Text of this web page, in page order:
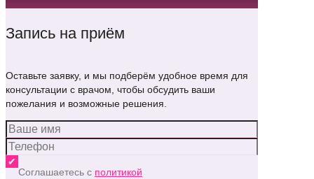
Запись на приём
Оставьте заявку, и мы подберём удобное время для
консультации с врачом, чтобы обсудить ваши
пожелания и возможные решения.
Соглашаетесь с политикой